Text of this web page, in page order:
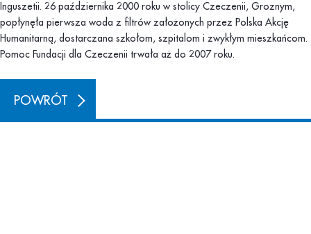
Inguszetii. 26 października 2000 roku w stolicy Czeczenii, Groznym,
popłynęła pierwsza woda z filtrów założonych przez Polska Akcję
Humanitarną, dostarczana szkołom, szpitalom i zwykłym mieszkańcom.
Pomoc Fundacji dla Czeczenii trwała aż do 2007 roku.
POWRÓT